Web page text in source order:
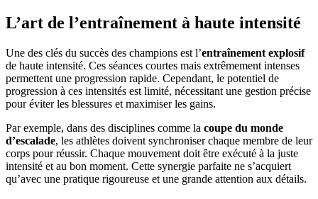
L’art de l’entraînement à haute intensité
Une des clés du succès des champions est l’entraînement explosif
de haute intensité. Ces séances courtes mais extrêmement intenses
permettent une progression rapide. Cependant, le potentiel de
progression à ces intensités est limité, nécessitant une gestion précise
pour éviter les blessures et maximiser les gains.
Par exemple, dans des disciplines comme la coupe du monde
d’escalade, les athlètes doivent synchroniser chaque membre de leur
corps pour réussir. Chaque mouvement doit être exécuté à la juste
intensité et au bon moment. Cette synergie parfaite ne s’acquiert
qu’avec une pratique rigoureuse et une grande attention aux détails.